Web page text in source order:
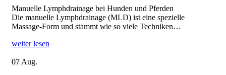
Manuelle Lymphdrainage bei Hunden und Pferden
Die manuelle Lymphdrainage (MLD) ist eine spezielle
Massage-Form und stammt wie so viele Techniken…
weiter lesen
07Aug.